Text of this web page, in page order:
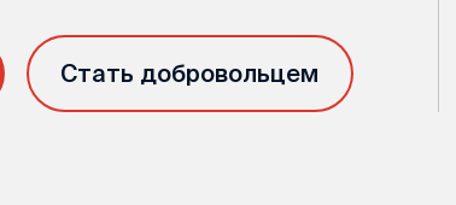
Стать добровольцем